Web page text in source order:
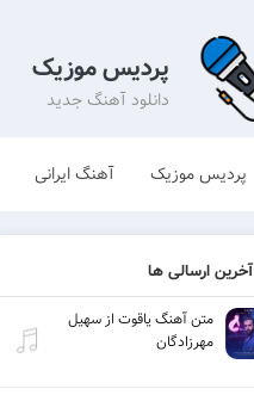
پردیس موزیک
دانلود آهنگ جدید
پردیس موزیک آهنگ ایرانی
آخرین ارسالی ها
متن آهنگ یاقوت از سهیل
مهرزادگان